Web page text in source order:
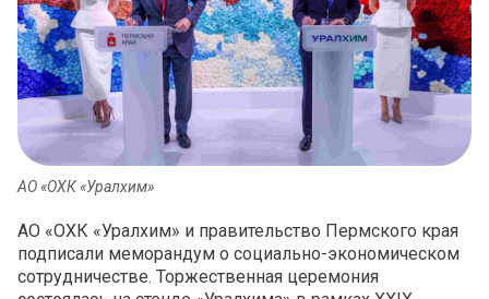
АО «ОХК «Уралхим»
АО «ОХК «Уралхим» и правительство Пермского края
подписали меморандум о социально-экономическом
сотрудничестве. Торжественная церемония